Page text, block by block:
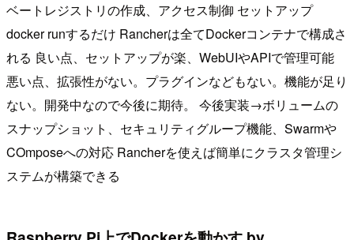
ベートレジストリの作成、アクセス制御 セットアップ
docker runするだけ Rancherは全てDockerコンテナで構成さ
れる 良い点、セットアップが楽、WebUIやAPIで管理可能
悪い点、拡張性がない。プラグインなどもない。機能が足り
ない。開発中なので今後に期待。 今後実装→ボリュームの
スナップショット、セキュリティグループ機能、Swarmや
COmposeへの対応 Rancherを使えば簡単にクラスタ管理シ
ステムが構築できる